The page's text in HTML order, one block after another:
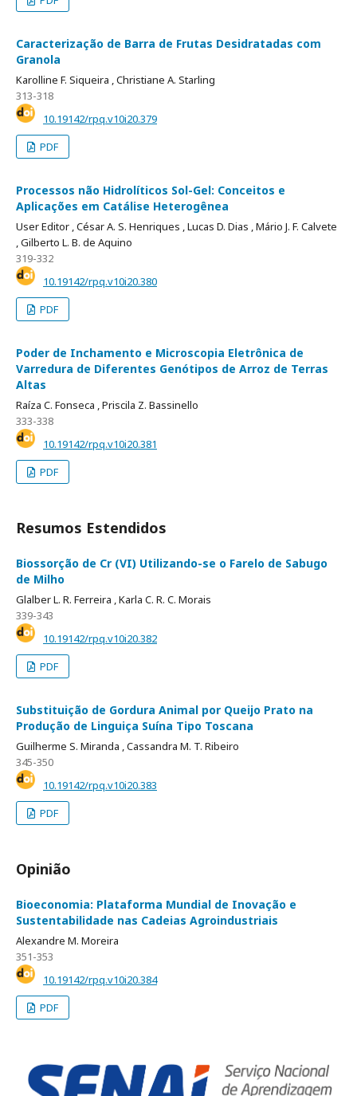
Caracterização de Barra de Frutas Desidratadas com
Granola
Karolline F. Siqueira ,Christiane A. Starling
313-318
10.19142/rpq.v10i20.379
PDF
Processos não Hidrolíticos Sol-Gel: Conceitos e
Aplicações em Catálise Heterogênea
User Editor ,César A. S. Henriques ,Lucas D. Dias ,Mário J. F. Calvete
,Gilberto L. B. de Aquino
319-332
10.19142/rpq.v10i20.380
PDF
Poder de Inchamento e Microscopia Eletrônica de
Varredura de Diferentes Genótipos de Arroz de Terras
Altas
Raíza C. Fonseca ,Priscila Z. Bassinello
333-338
10.19142/rpq.v10i20.381
PDF
Resumos Estendidos
Biossorção de Cr (VI) Utilizando-se o Farelo de Sabugo
de Milho
Glalber L. R. Ferreira ,Karla C. R. C. Morais
339-343
10.19142/rpq.v10i20.382
PDF
Substituição de Gordura Animal por Queijo Prato na
Produção de Linguiça Suína Tipo Toscana
Guilherme S. Miranda ,Cassandra M. T. Ribeiro
345-350
10.19142/rpq.v10i20.383
PDF
Opinião
Bioeconomia: Plataforma Mundial de Inovação e
Sustentabilidade nas Cadeias Agroindustriais
Alexandre M. Moreira
351-353
10.19142/rpq.v10i20.384
PDF